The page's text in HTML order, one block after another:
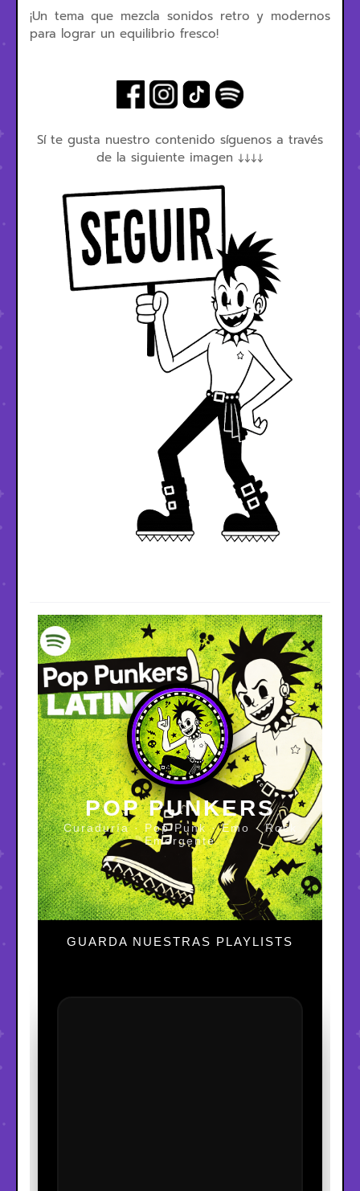
¡Un tema que mezcla sonidos retro y modernos
para lograr un equilibrio fresco!
Sí te gusta nuestro contenido síguenos a través
de la siguiente imagen ↓↓↓↓
POP PUNKERS
Curaduría · Pop Punk · Emo · Rock
Emergente
GUARDA NUESTRAS PLAYLISTS